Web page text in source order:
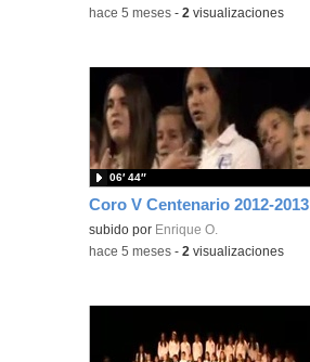
-hace 5 meses -2 visualizaciones
Coro V Centenario 2012-2013
Contenido educativo.
subido por Enrique O.
06′ 44″
-hace 5 meses -2 visualizaciones